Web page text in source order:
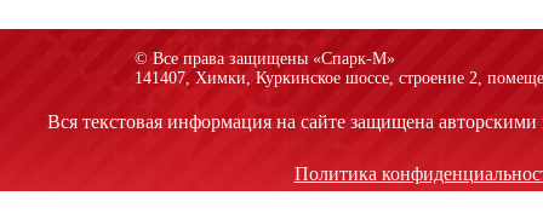
© Все права защищены «Спарк-M»
141407, Химки, Куркинское шоссе, строение 2,
Вся текстовая информация на сайте защищена
Политика